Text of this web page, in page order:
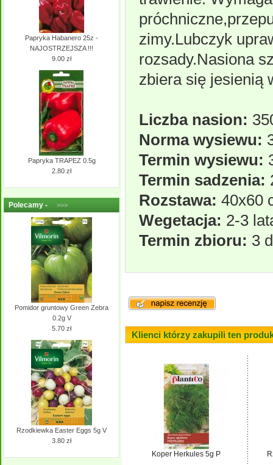
Papryka Habanero 25z -
NAJOSTRZEJSZA !!!
9.00 zł
Papryka TRAPEZ 0.5g
2.80 zł
Polecamy - >>>
Pomidor gruntowy Green Zebra
0.2g V
5.70 zł
Rzodkiewka Easter Eggs 5g V
3.80 zł
zimy.Lubczyk
rozsady.Nasiona
zbiera się jesienią
Liczba nasion:
Norma wysiewu:
Termin wysiewu:
Termin sadzenia:
Rozstawa: 40x60
Wegetacja: 2-3
Termin zbioru: 3
Klienci którzy zakupili ten
Koper Herkules 5g P